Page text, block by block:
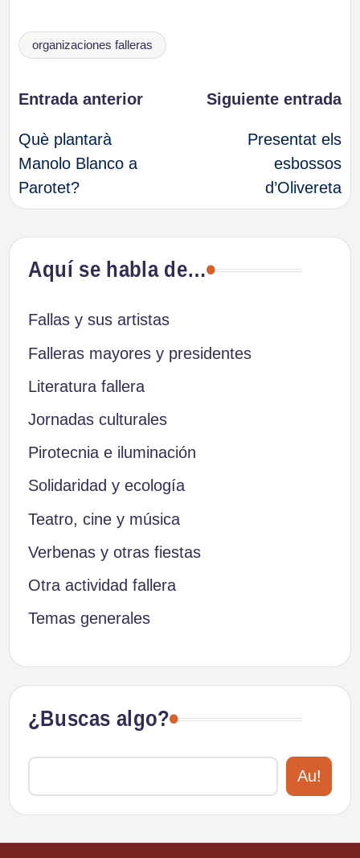
Etiquetas:
organizaciones falleras
Navegación
de
entradas
Entrada anterior
Què plantarà
Manolo Blanco a
Parotet?
Siguiente entrada
Presentat els
esbossos
d’Olivereta
Aquí se habla de…
Fallas y sus artistas
Falleras mayores y presidentes
Literatura fallera
Jornadas culturales
Pirotecnia e iluminación
Solidaridad y ecología
Teatro, cine y música
Verbenas y otras fiestas
Otra actividad fallera
Temas generales
¿Buscas algo?
Au!